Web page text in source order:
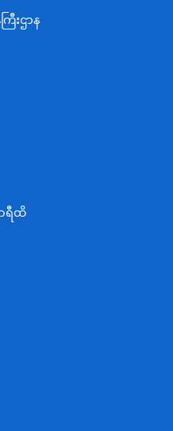
းဌာန
ြီးဌာန
ာင်ရွက်ရေးဝန်ကြီးဌာန
ြီးဌာန
ြောင်းဝန်ကြီးဌာန
ကြီးဌာန
းရေးဝန်ကြီးဌာန
ေးနှင့်ပြည်သူ့အင်အား
ာရီထိ